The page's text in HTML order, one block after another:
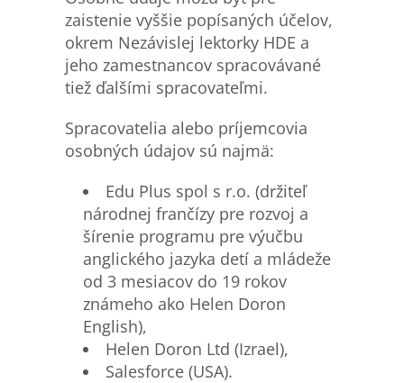
zaistenie vyššie popísaných účelov,
okrem Nezávislej lektorky HDE a
jeho zamestnancov spracovávané
tiež ďalšími spracovateľmi.
Spracovatelia alebo príjemcovia
osobných údajov sú najmä:
Edu Plus spol s r.o. (držiteľ
národnej frančízy pre rozvoj a
šírenie programu pre výučbu
anglického jazyka detí a mládeže
od 3 mesiacov do 19 rokov
známeho ako Helen Doron
English),
Helen Doron Ltd (Izrael),
Salesforce (USA).